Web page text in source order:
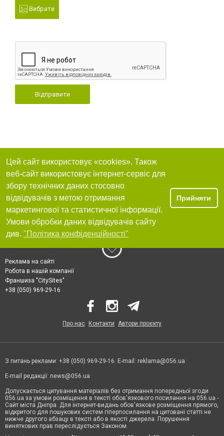
Вибрати
Відправити
Цей сайт використовує «cookies». Також
веб-сайт використовує інтернет-сервіс для
збору технічних даних стосовно
відвідувачів з метою отримання
маркетингової та статистичної інформації.
Умови обробки даних відвідувачів сайту
див. "Політика конфіденційності"
Прийняти
Реклама на сайті
Робота в нашій компанії
Франшиза "CitySites"
+38 (050) 969-29-16
Про нас Контакти Автори проєкту
З питань реклами: +38 (050) 969-29-16. E-mail: reklama@056.ua
E-mail редакції: news@056.ua
Допускається цитування матеріалів без отримання попередньої згоди
056.ua за умови розміщення в тексті обов'язкового посилання на 056.ua -
Сайт міста Дніпра. Для інтернет-видань обов'язкове розміщення прямого,
відкритого для пошукових систем гіперпосилання на цитовані статті не
нижче другого абзацу в тексті або в якості джерела. Порушення
виняткових прав переслідується Законом.